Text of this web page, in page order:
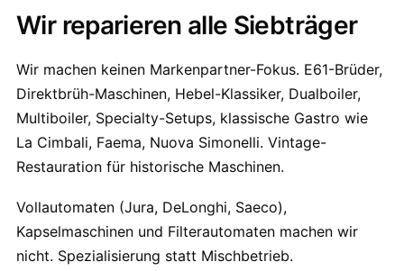
Wir reparieren alle Siebträger
Wir machen keinen Markenpartner-Fokus. E61-Brüder,
Direktbrüh-Maschinen, Hebel-Klassiker, Dualboiler,
Multiboiler, Specialty-Setups, klassische Gastro wie
La Cimbali, Faema, Nuova Simonelli. Vintage-
Restauration für historische Maschinen.
Vollautomaten (Jura, DeLonghi, Saeco),
Kapselmaschinen und Filterautomaten machen wir
nicht. Spezialisierung statt Mischbetrieb.